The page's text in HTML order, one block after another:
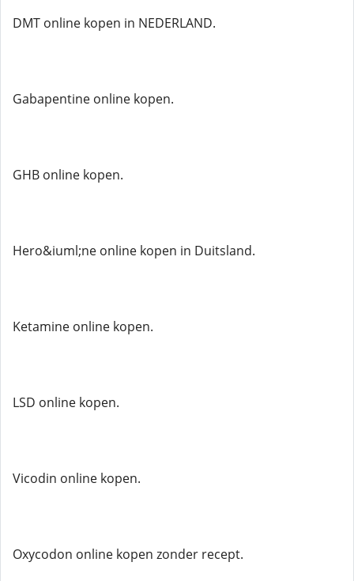
DMT online kopen in NEDERLAND.
Gabapentine online kopen.
GHB online kopen.
Hero&iuml;ne online kopen in Duitsland.
Ketamine online kopen.
LSD online kopen.
Vicodin online kopen.
Oxycodon online kopen zonder recept.